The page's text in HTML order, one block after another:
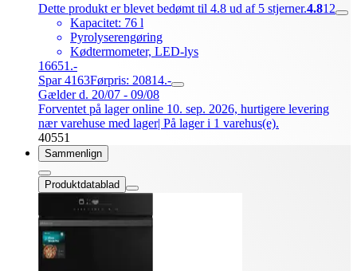
Dette produkt er blevet bedømt til 4.8 ud af 5 stjerner.4.812
Kapacitet: 76 l
Pyrolyserengøring
Kødtermometer, LED-lys
16651.-
Spar 4163Førpris: 20814.-
Gælder d. 20/07 - 09/08
Forventet på lager online 10. sep. 2026, hurtigere levering
nær varehuse med lager| På lager i 1 varehus(e).
40551
Sammenlign
Produktdatablad